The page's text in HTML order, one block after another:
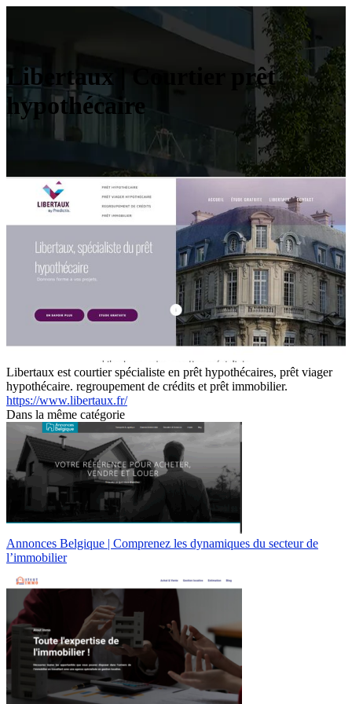
Libertaux | Courtier prêt
hypothécaire
Libertaux est courtier spécialiste en prêt hypothécaires, prêt viager
hypothécaire. regroupement de crédits et prêt immobilier.
https://www.libertaux.fr/
Dans la même catégorie
Annonces Belgique | Comprenez les dynamiques du secteur de
l’immobilier